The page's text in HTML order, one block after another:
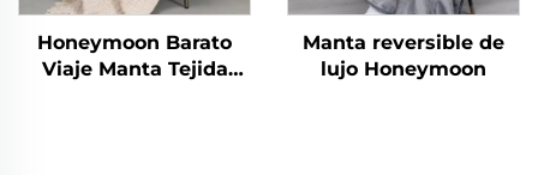
Honeymoon Barato
Viaje Manta Tejida
Manta reversible de
lujo Honeymoon